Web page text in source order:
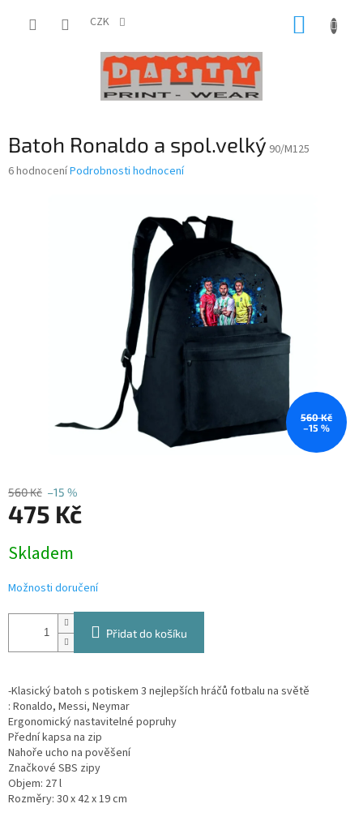
CZK
Batoh Ronaldo a spol.velký 90/M125
Průměrné
6 hodnoceníPodrobnosti hodnocení
560 Kč
–15 %
560 Kč –15 %
475 Kč
cena:
Skladem
Možnosti doručení
Přidat do košíku
-Klasický batoh s potiskem 3 nejlepších hráčů fotbalu na světě
: Ronaldo, Messi, Neymar
Ergonomický nastavitelné popruhy
Přední kapsa na zip
Nahoře ucho na pověšení
Značkové SBS zipy
Objem: 27 l
Rozměry: 30 x 42 x 19 cm